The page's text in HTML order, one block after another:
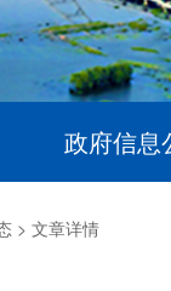
政府信息
> 文章详情